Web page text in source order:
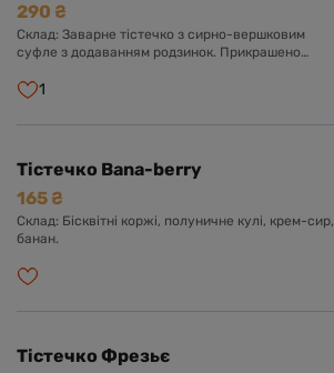
290 ₴
Склад: Заварне тістечко з сирно-вершковим
суфле з додаванням родзинок. Прикрашено
1
Тістечко Bana-berry
165 ₴
Склад: Бісквітні коржі, полуничне кулі, крем-сир,
банан.
Тістечко Фрезьє